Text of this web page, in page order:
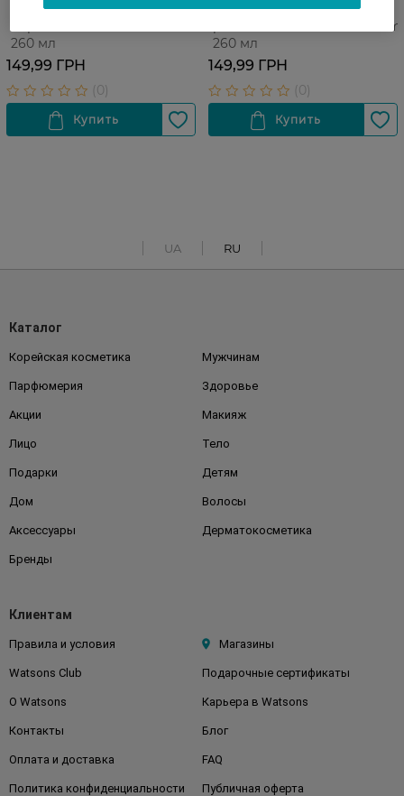
Крем для тела Liora Flowers
260 мл
149,99 ГРН
Крем для тела Liora Rose
peach&Flowers French charm
260 мл
149,99 ГРН
UA RU
Каталог
Корейская косметика Мужчинам
Парфюмерия Здоровье
Акции Макияж
Лицо Тело
Подарки Детям
Дом Волосы
Аксессуары Дерматокосметика
Бренды
Клиентам
Правила и условия Магазины
Watsons Club Подарочные сертификаты
О Watsons Карьера в Watsons
Контакты Блог
Оплата и доставка FAQ
Политика конфиденциальности Публичная оферта